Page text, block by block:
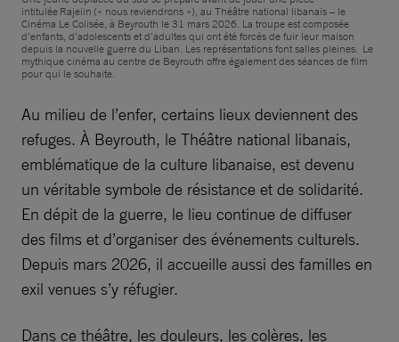
intitulée Rajeiin (« nous reviendrons »), au Théâtre national libanais – le
Cinéma Le Colisée, à Beyrouth le 31 mars 2026. La troupe est composée
d’enfants, d’adolescents et d’adultes qui ont été forcés de fuir leur maison
depuis la nouvelle guerre du Liban. Les représentations font salles pleines. Le
mythique cinéma au centre de Beyrouth offre également des séances de film
pour qui le souhaite.
Au milieu de l’enfer, certains lieux deviennent des
refuges. À Beyrouth, le Théâtre national libanais,
emblématique de la culture libanaise, est devenu
un véritable symbole de résistance et de solidarité.
En dépit de la guerre, le lieu continue de diffuser
des films et d’organiser des événements culturels.
Depuis mars 2026, il accueille aussi des familles en
exil venues s’y réfugier.
Dans ce théâtre, les douleurs, les colères, les